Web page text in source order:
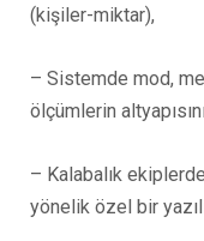
(kişiler-miktar),
– Sistemde mod,
ölçümlerin
– Kalabalık
yönelik özel bir